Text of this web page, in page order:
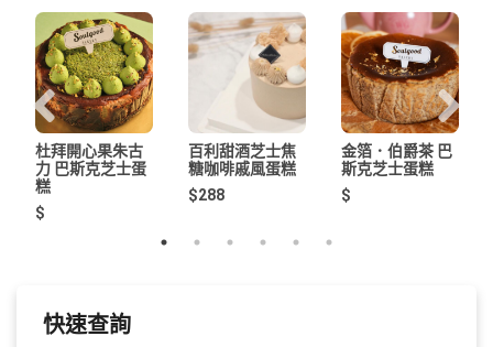
杜拜開心果朱古
力 巴斯克芝士蛋
糕
$
百利甜酒芝士焦
糖咖啡戚風蛋糕
$288
金箔．伯爵茶 巴
斯克芝士蛋糕
$
快速查詢